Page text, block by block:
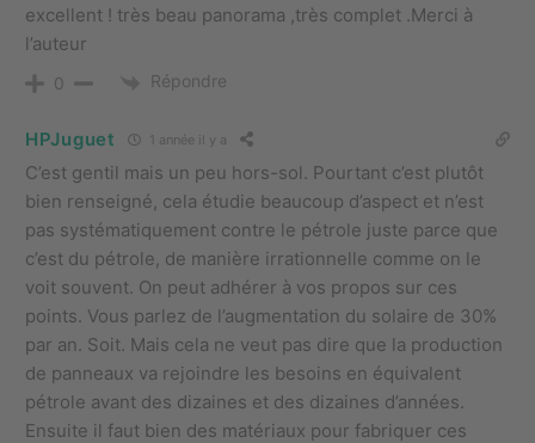
excellent ! très beau panorama ,très complet .Merci à
l’auteur
0 Répondre
HPJuguet 1 année il y a
C’est gentil mais un peu hors-sol. Pourtant c’est plutôt
bien renseigné, cela étudie beaucoup d’aspect et n’est
pas systématiquement contre le pétrole juste parce que
c’est du pétrole, de manière irrationnelle comme on le
voit souvent. On peut adhérer à vos propos sur ces
points. Vous parlez de l’augmentation du solaire de 30%
par an. Soit. Mais cela ne veut pas dire que la production
de panneaux va rejoindre les besoins en équivalent
pétrole avant des dizaines et des dizaines d’années.
Ensuite il faut bien des matériaux pour fabriquer ces